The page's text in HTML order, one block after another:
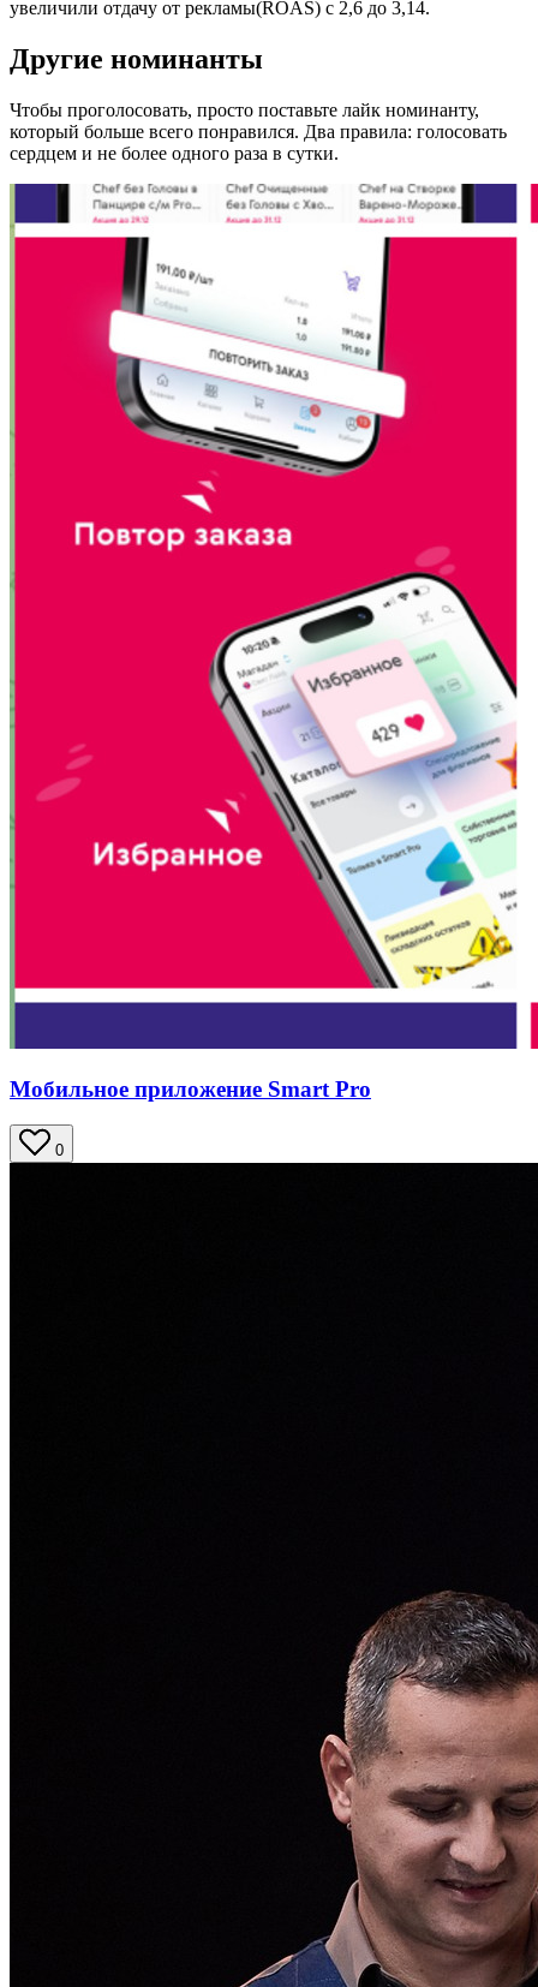
увеличили отдачу от рекламы(ROAS) c 2,6 до 3,14.
Другие номинанты
Чтобы проголосовать, просто поставьте лайк номинанту,
который больше всего понравился. Два правила: голосовать
сердцем и не более одного раза в сутки.
Мобильное приложение Smart Pro
0